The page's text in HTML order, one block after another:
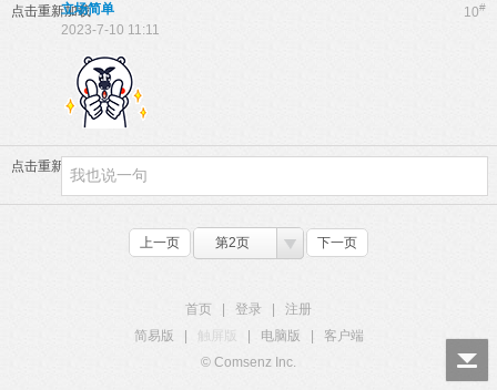
点击重新加载 10#
立场简单
2023-7-10 11:11
点击重新加载
上一页 第2页 下一页
首页 登录
注册
简易版
触屏版 电脑版
客户端
© Comsenz Inc.